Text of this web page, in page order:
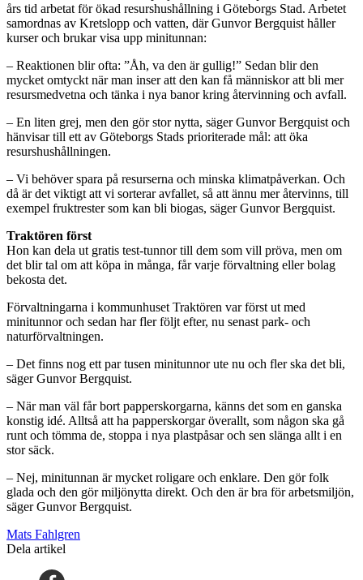
års tid arbetat för ökad resurshushållning i Göteborgs Stad. Arbetet
samordnas av Kretslopp och vatten, där Gunvor Bergquist håller
kurser och brukar visa upp minitunnan:
– Reaktionen blir ofta: ”Åh, va den är gullig!” Sedan blir den
mycket omtyckt när man inser att den kan få människor att bli mer
resursmedvetna och tänka i nya banor kring återvinning och avfall.
– En liten grej, men den gör stor nytta, säger Gunvor Bergquist och
hänvisar till ett av Göteborgs Stads prioriterade mål: att öka
resurshushållningen.
– Vi behöver spara på resurserna och minska klimatpåverkan. Och
då är det viktigt att vi sorterar avfallet, så att ännu mer återvinns, till
exempel fruktrester som kan bli biogas, säger Gunvor Bergquist.
Traktören först
Hon kan dela ut gratis test-tunnor till dem som vill pröva, men om
det blir tal om att köpa in många, får varje förvaltning eller bolag
bekosta det.
Förvaltningarna i kommunhuset Traktören var först ut med
minitunnor och sedan har fler följt efter, nu senast park- och
naturförvaltningen.
– Det finns nog ett par tusen minitunnor ute nu och fler ska det bli,
säger Gunvor Bergquist.
– När man väl får bort papperskorgarna, känns det som en ganska
konstig idé. Alltså att ha papperskorgar överallt, som någon ska gå
runt och tömma de, stoppa i nya plastpåsar och sen slänga allt i en
stor säck.
– Nej, minitunnan är mycket roligare och enklare. Den gör folk
glada och den gör miljönytta direkt. Och den är bra för arbetsmiljön,
säger Gunvor Bergquist.
Mats Fahlgren
Dela artikel